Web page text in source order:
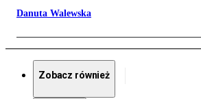
Danuta Walewska
Zobacz również